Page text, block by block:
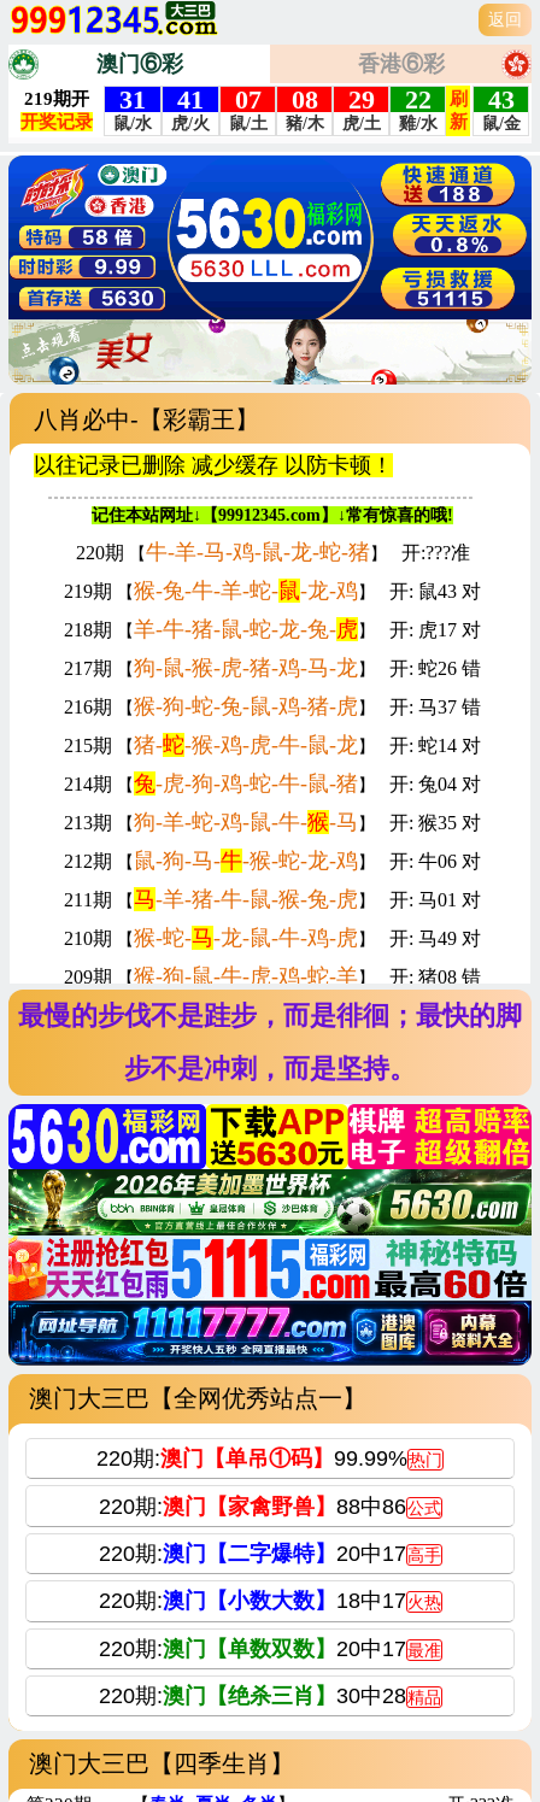
返回
澳门⑥彩 香港⑥彩